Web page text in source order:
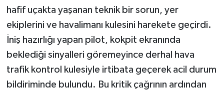
hafif uçakta yaşanan teknik bir sorun, yer
ekiplerini ve havalimanı kulesini harekete geçirdi.
İniş hazırlığı yapan pilot, kokpit ekranında
beklediği sinyalleri göremeyince derhal hava
trafik kontrol kulesiyle irtibata geçerek acil durum
bildiriminde bulundu. Bu kritik çağrının ardından